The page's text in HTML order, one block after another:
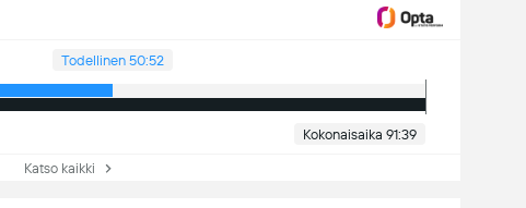
Todellinen 50:52
Kokonaisaika 91:39
Katso kaikki